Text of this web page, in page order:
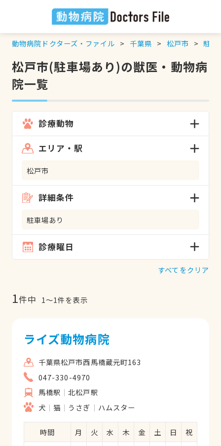
動物病院ドクターズ・ファイル 千葉県 松戸市 駐車
松戸市(駐車場あり)の獣医・動物病
院一覧
診療動物
エリア・駅
松戸市
詳細条件
駐車場あり
診療曜日
すべてをクリア
1件中 1〜1件を表示
ライズ動物病院
千葉県松戸市西馬橋蔵元町163
047-330-4970
馬橋駅
北松戸駅
犬
猫 うさぎ ハムスター
時間 月 火 水 木 金 土 日
祝